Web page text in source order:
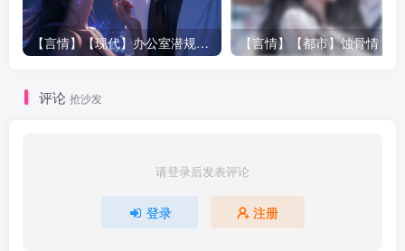
李世杰，人称“刀圣”，排行第一，修炼破天决，兵器圣刀。
人说他已经修炼成仙飞升了。有人说他找了个地方修炼去
【言情】【现代】办公室潜规则|姚公子|250660
评论 抢沙发
请登录后发表评论
登录 注册